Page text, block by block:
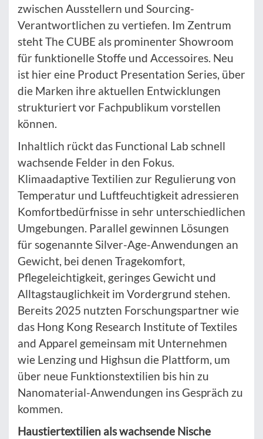
zwischen Ausstellern und Sourcing-
Verantwortlichen zu vertiefen. Im Zentrum
steht The CUBE als prominenter Showroom
für funktionelle Stoffe und Accessoires. Neu
ist hier eine Product Presentation Series, über
die Marken ihre aktuellen Entwicklungen
strukturiert vor Fachpublikum vorstellen
können.
Inhaltlich rückt das Functional Lab schnell
wachsende Felder in den Fokus.
Klimaadaptive Textilien zur Regulierung von
Temperatur und Luftfeuchtigkeit adressieren
Komfortbedürfnisse in sehr unterschiedlichen
Umgebungen. Parallel gewinnen Lösungen
für sogenannte Silver-Age-Anwendungen an
Gewicht, bei denen Tragekomfort,
Pflegeleichtigkeit, geringes Gewicht und
Alltagstauglichkeit im Vordergrund stehen.
Bereits 2025 nutzten Forschungspartner wie
das Hong Kong Research Institute of Textiles
and Apparel gemeinsam mit Unternehmen
wie Lenzing und Highsun die Plattform, um
über neue Funktionstextilien bis hin zu
Nanomaterial-Anwendungen ins Gespräch zu
kommen.
Haustiertextilien als wachsende Nische